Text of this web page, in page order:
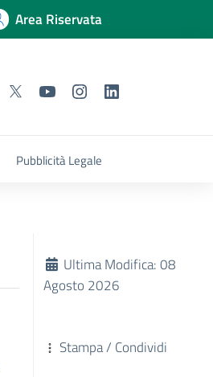
Area Riservata
Pubblicità Legale
Ultima Modifica: 08
Agosto 2026
Stampa / Condividi